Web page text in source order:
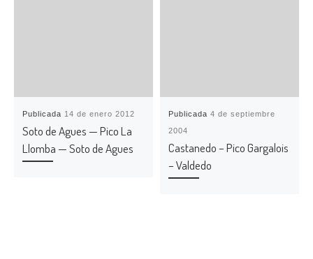
Publicada 14 de enero 2012
Soto de Agues — Pico La
Llomba — Soto de Agues
Publicada4 de septiembre
2004
Castanedo – Pico Gargalois
– Valdedo